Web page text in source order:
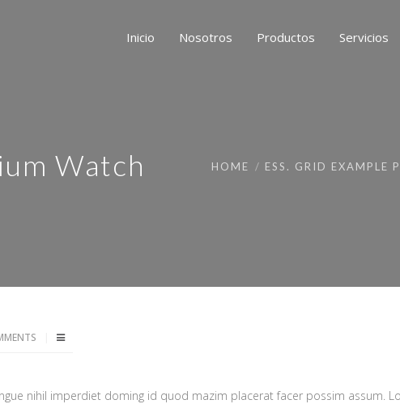
Inicio Nosotros Productos Servicios
Watch HOME ESS. GRID EXAMPLE
nihil imperdiet doming id quod mazim placerat facer possim assum.